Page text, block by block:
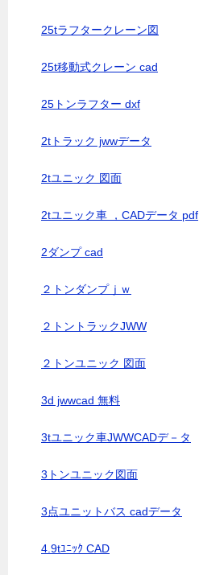
25tラフタークレーン図
25t移動式クレーン cad
25トンラフター dxf
2tトラック jwwデータ
2tユニック 図面
2tユニック車 ，CADデータ pdf
2ダンプ cad
２トンダンプｊｗ
２トントラックJWW
２トンユニック 図面
3d jwwcad 無料
3tユニック車JWWCADデ－タ
3トンユニック図面
3点ユニットバス cadデータ
4.9tﾕﾆｯｸ CAD